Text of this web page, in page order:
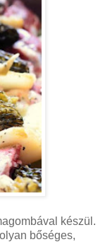
készül.
bőséges,